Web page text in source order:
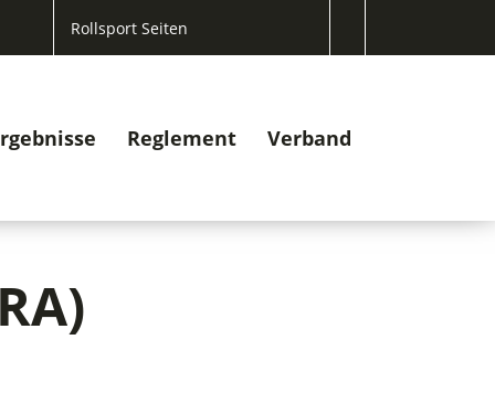
Rollsport Seiten
Reglement Verband